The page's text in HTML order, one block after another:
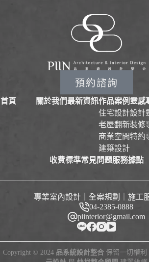
預約諮詢
首頁 關於我們最新資訊作品案例
住宅設計
老屋翻新
商業空間
建築設計
靈感
設計
裝修
特約
收費標準常見問題服務據點
專業室內設計｜全案規劃｜施工
04-2385-0888
piinterior@gmail.com
Copyright © 2024 品系統設計整合 保留一切權利